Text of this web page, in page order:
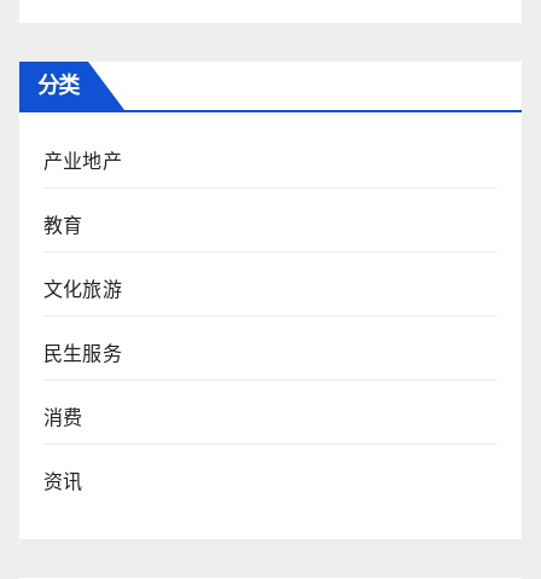
分类
产业地产
教育
文化旅游
民生服务
消费
资讯